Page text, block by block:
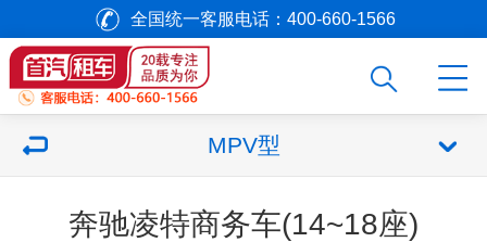
全国统一客服电话：400-660-1566
MPV型
奔驰凌特商务车(14~18座)